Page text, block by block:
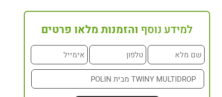
למידע נוסף והזמנות מלאו פרטים